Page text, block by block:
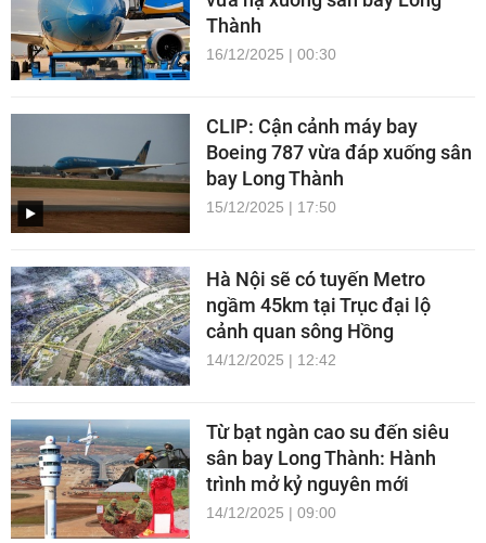
Thành
16/12/2025 | 00:30
CLIP: Cận cảnh máy bay
Boeing 787 vừa đáp xuống sân
bay Long Thành
15/12/2025 | 17:50
Hà Nội sẽ có tuyến Metro
ngầm 45km tại Trục đại lộ
cảnh quan sông Hồng
14/12/2025 | 12:42
Từ bạt ngàn cao su đến siêu
sân bay Long Thành: Hành
trình mở kỷ nguyên mới
14/12/2025 | 09:00